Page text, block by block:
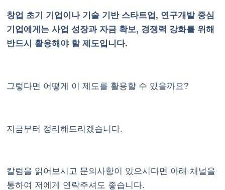
창업 초기 기업이나 기술 기반 스타트업, 연구개발 중심
기업에게는 사업 성장과 자금 확보, 경쟁력 강화를 위해
반드시 활용해야 할 제도입니다.
그렇다면 어떻게 이 제도를 활용할 수 있을까요?
지금부터 정리해드리겠습니다.
칼럼을 읽어보시고 문의사항이 있으시다면 아래 채널을
통하여 저에게 연락주셔도 좋습니다.